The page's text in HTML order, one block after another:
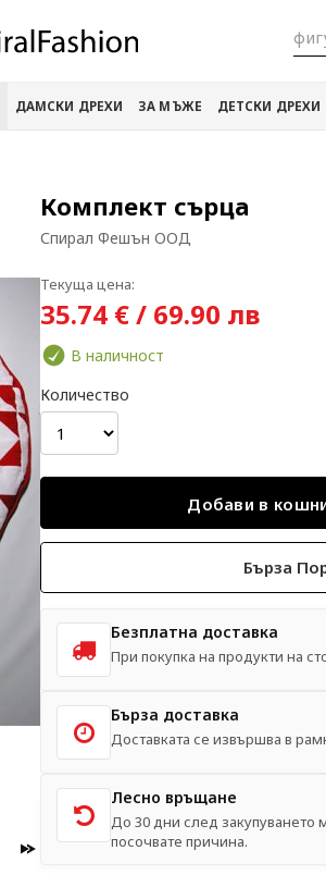
ДАМСКИ ДРЕХИ ЗА МЪЖЕ ДЕТСКИ ДРЕХИ
Комплект сърца
Спирал Фешън ООД
Текуща цена:
35.74 € / 69.90 лв
В наличност
Количество
Бърза
Безплатна доставка
При покупка на продукти на
Бърза доставка
Доставката се извършва в
Лесно връщане
До 30 дни след закупуването
посочвате причина.